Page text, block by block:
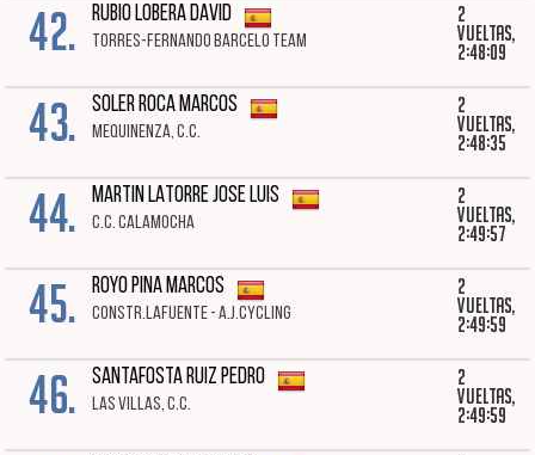
42. RUBIO LOBERA DAVID
TORRES-FERNANDO BARCELO TEAM
2
vueltas,
2:48:09
43. SOLER ROCA MARCOS
MEQUINENZA, C.C.
2
vueltas,
2:48:35
44. MARTIN LATORRE JOSE LUIS
C.C. CALAMOCHA
2
vueltas,
2:49:57
45. ROYO PINA MARCOS
CONSTR.LAFUENTE - A.J.CYCLING
2
vueltas,
2:49:59
46. SANTAFOSTA RUIZ PEDRO
LAS VILLAS, C.C.
2
vueltas,
2:49:59